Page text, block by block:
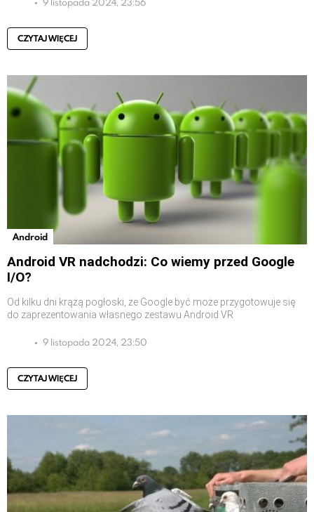
CZYTAJ WIĘCEJ
Android
Android VR nadchodzi: Co wiemy przed Google
I/O?
Od kilku dni krążą pogłoski, że Google być może przygotowuje się
do zaprezentowania własnego zestawu Android VR
9 listopada 2024, 23:50
CZYTAJ WIĘCEJ